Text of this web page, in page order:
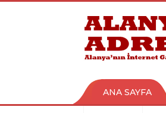
kaçak bahis
porno izle
ANA SAYFA